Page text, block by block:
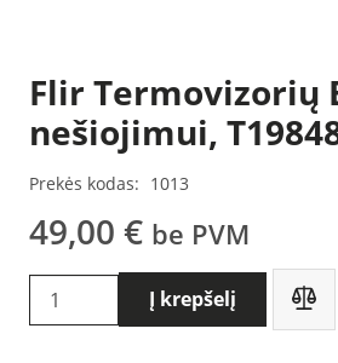
Flir Termovizorių
nešiojimui,
Prekės kodas: 1013
49,00 € be PVM
produkto
kiekis:
Į krepšelį